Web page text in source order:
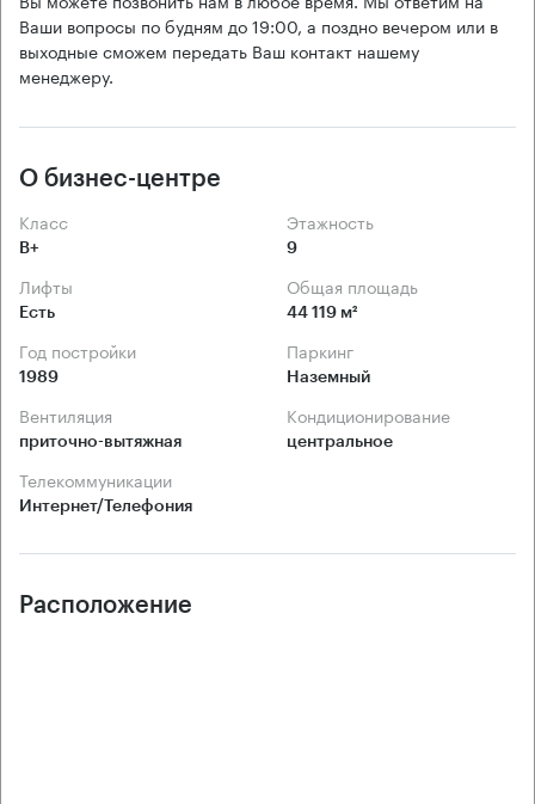
Ваши вопросы по будням до 19:00, а поздно вечером или в
выходные сможем передать Ваш контакт нашему
менеджеру.
О бизнес-центре
Класс
B+
Этажность
9
Лифты
Есть
Общая площадь
44 119 м²
Год постройки
1989
Паркинг
Наземный
Вентиляция
приточно-вытяжная
Кондиционирование
центральное
Телекоммуникации
Интернет/Телефония
Расположение